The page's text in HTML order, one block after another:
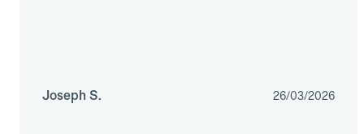
Joseph S. 26/03/2026